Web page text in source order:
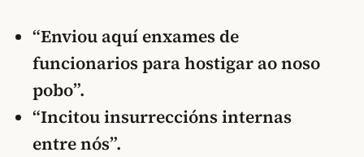
“Enviou aquí enxames de
funcionarios para hostigar ao noso
pobo”.
“Incitou insurreccións internas
entre nós”.